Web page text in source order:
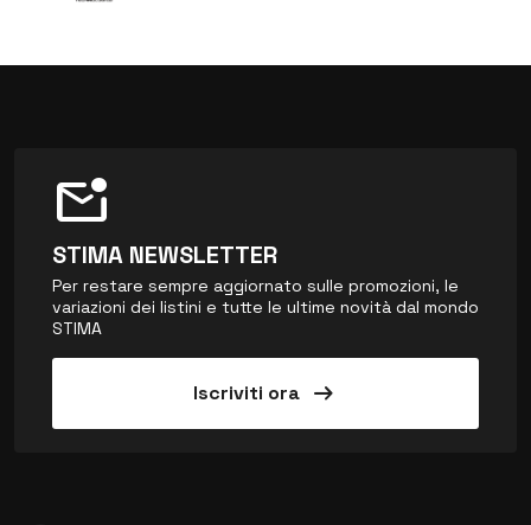
mark_email_unread
STIMA NEWSLETTER
Per restare sempre aggiornato sulle promozioni, le
variazioni dei listini e tutte le ultime novità dal mondo
STIMA
Iscriviti ora arrow_right_alt